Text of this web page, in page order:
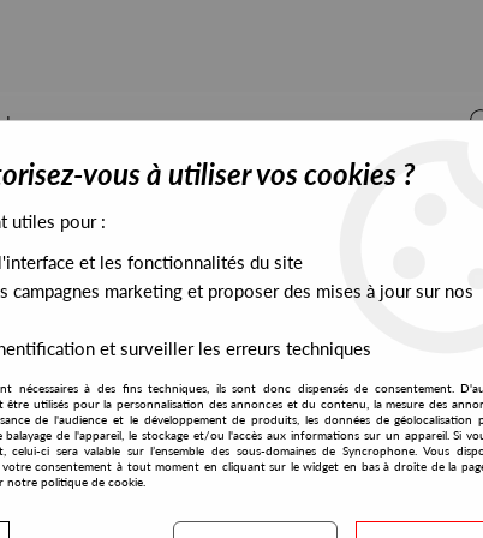
EXCLUSIVES PRESALES EXCLUSIVES
vous à utiliser vos cookies ?
utiles pour :
et les fonctionnalités du site
campagnes marketing et proposer des mises à jour sur nos
et surveiller les erreurs techniques
nécessaires à des fins techniques, ils sont donc dispensés de consentement.
être utilisés pour la personnalisation des annonces et du contenu, la mesure des
de l'audience et le développement de produits, les données de géolocalisation
de l'appareil, le stockage et/ou l'accès aux informations sur un appareil. Si
celui-ci sera valable sur l’ensemble des sous-domaines de Syncrophone. Vous
consentement à tout moment en cliquant sur le widget en bas à droite de la
notre politique de cookie.